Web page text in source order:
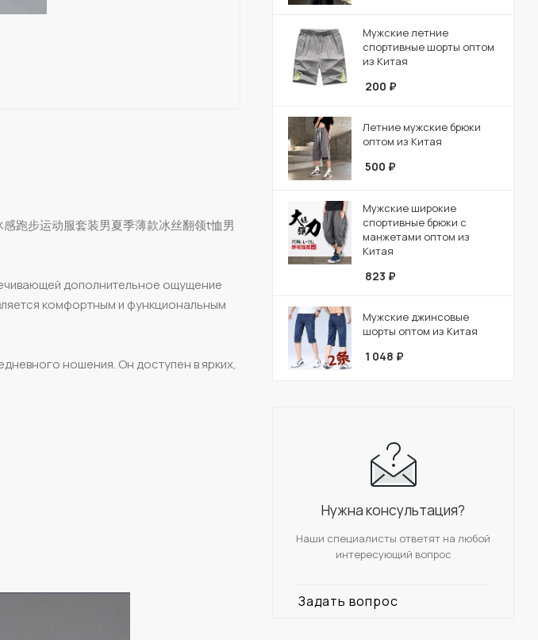
跑步运动服套装男夏季薄款冰丝翻领t恤男
дополнительное ощущение
комфортным и функциональным
ношения. Он доступен в ярких,
Мужские летние
спортивные шорты оптом
из Китая
200 ₽
Летние мужские брюки
оптом из Китая
500 ₽
Мужские широкие
спортивные брюки с
манжетами оптом из
Китая
823 ₽
Мужские джинсовые
шорты оптом из Китая
1 048 ₽
Нужна консультация?
Наши специалисты ответят на любой
интересующий вопрос
Задать вопрос